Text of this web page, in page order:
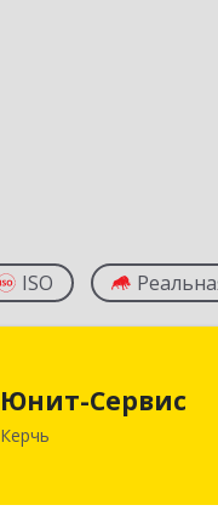
ISO
Юнит-Сервис
Керчь
298300,